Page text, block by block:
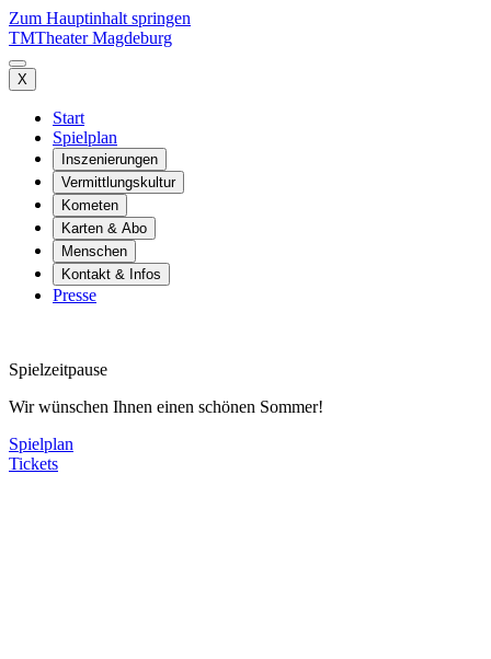
Zum Hauptinhalt springen
TMTheater Magdeburg
X
Start
Spielplan
Inszenierungen
Vermittlungskultur
Kometen
Karten & Abo
Menschen
Kontakt & Infos
Presse
Spielzeitpause
Wir wünschen Ihnen einen schönen Sommer!
Spielplan
Tickets